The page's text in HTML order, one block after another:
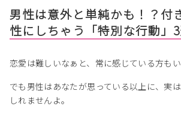
男性は意外と単純かも！？付
性にしちゃう「特別な行動」
恋愛は難しいなぁと、常に感じている方もい
でも男性はあなたが思っている以上に、実
しれませんよ。